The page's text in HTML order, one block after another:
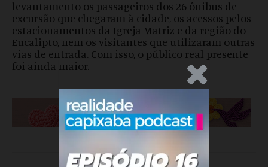
.Anúncio
levantamento os passageiros dos 26 ônibus de
excursão que chegaram à cidade, os acessos pelos
estacionamentos da Igreja Matriz e da região do
Eucalipto, nem os visitantes que utilizaram outras
vias de entrada. Com isso, o público real presente
foi ainda maior.